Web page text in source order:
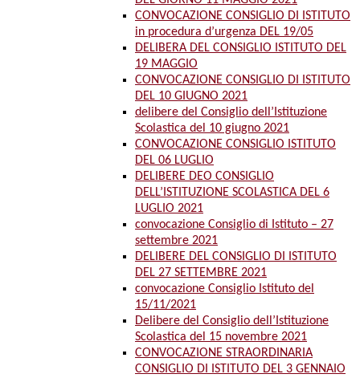
CONVOCAZIONE CONSIGLIO DI ISTITUTO
in procedura d’urgenza DEL 19/05
DELIBERA DEL CONSIGLIO ISTITUTO DEL
19 MAGGIO
CONVOCAZIONE CONSIGLIO DI ISTITUTO
DEL 10 GIUGNO 2021
delibere del Consiglio dell’Istituzione
Scolastica del 10 giugno 2021
CONVOCAZIONE CONSIGLIO ISTITUTO
DEL 06 LUGLIO
DELIBERE DEO CONSIGLIO
DELL’ISTITUZIONE SCOLASTICA DEL 6
LUGLIO 2021
convocazione Consiglio di Istituto – 27
settembre 2021
DELIBERE DEL CONSIGLIO DI ISTITUTO
DEL 27 SETTEMBRE 2021
convocazione Consiglio Istituto del
15/11/2021
Delibere del Consiglio dell’Istituzione
Scolastica del 15 novembre 2021
CONVOCAZIONE STRAORDINARIA
CONSIGLIO DI ISTITUTO DEL 3 GENNAIO